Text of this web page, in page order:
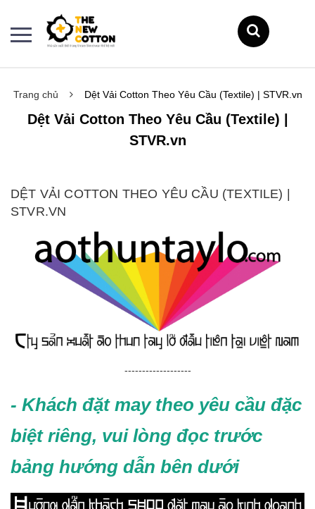
Trang chủ Dệt Vải Cotton Theo Yêu Cầu (Textile) | STVR.vn
Dệt Vải Cotton Theo Yêu Cầu (Textile) |
STVR.vn
DỆT VẢI COTTON THEO YÊU CẦU (TEXTILE) |
STVR.VN
-------------------
- Khách đặt may theo yêu cầu đặc
biệt riêng, vui lòng đọc trước
bảng hướng dẫn bên dưới